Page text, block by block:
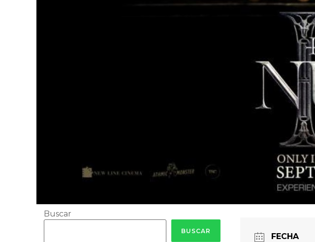
Buscar
BUSCAR
FECHA